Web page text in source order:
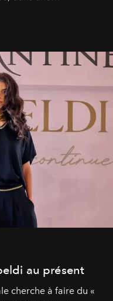
succession de
au présent
cherche à faire du «